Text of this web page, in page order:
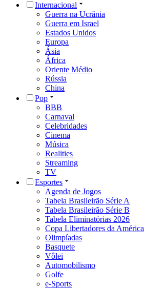
Internacional
Guerra na Ucrânia
Guerra em Israel
Estados Unidos
Europa
Ásia
África
Oriente Médio
Rússia
China
Pop
BBB
Carnaval
Celebridades
Cinema
Música
Realities
Streaming
TV
Esportes
Agenda de Jogos
Tabela Brasileirão Série A
Tabela Brasileirão Série B
Tabela Eliminatórias 2026
Copa Libertadores da América
Olimpíadas
Basquete
Vôlei
Automobilismo
Golfe
e-Sports